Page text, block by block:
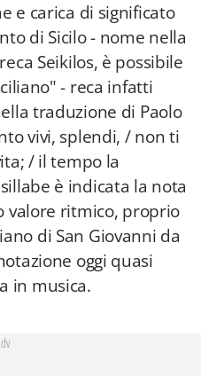
e carica di significato
di Sicilo - nome nella
Seikilos, è possibile
- reca infatti
traduzione di Paolo
vivi, splendi, / non ti
/ il tempo la
è indicata la nota
valore ritmico, proprio
di San Giovanni da
oggi quasi
in musica.